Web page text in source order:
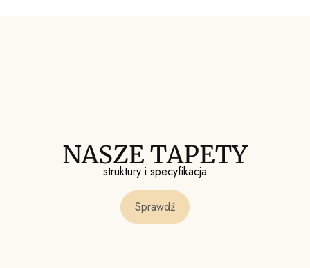
NASZE TAPETY
struktury i specyfikacja
Sprawdź